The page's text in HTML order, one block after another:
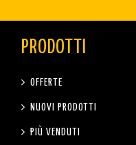
PRODOTTI
OFFERTE
NUOVI PRODOTTI
PIÙ VENDUTI